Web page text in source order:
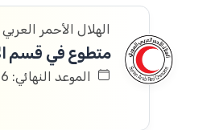
الهلال الأحمر
متطوع في قسم
الموعد النهائي: 10/08/2026